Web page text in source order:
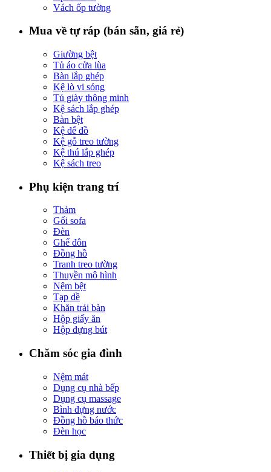
Vách ốp tường
Mua về tự ráp (bán sẵn, giá rẻ)
Giường bệt
Tủ áo cửa lùa
Bàn lắp ghép
Kệ lò vi sóng
Tủ giày thông minh
Kệ sách lắp ghép
Bàn bệt
Kệ để đồ
Kệ gỗ treo tường
Kệ thú lắp ghép
Kệ sách treo
Phụ kiện trang trí
Thảm
Gối sofa
Đèn
Ghế đôn
Đồng hồ
Tranh treo tường
Thuyền mô hình
Nệm bệt
Tạp dề
Khăn trải bàn
Hộp giấy ăn
Hộp đựng bút
Chăm sóc gia đình
Nệm mát
Dụng cụ nhà bếp
Dụng cụ massage
Bình đựng nước
Đồng hồ báo thức
Đèn học
Thiết bị gia dụng